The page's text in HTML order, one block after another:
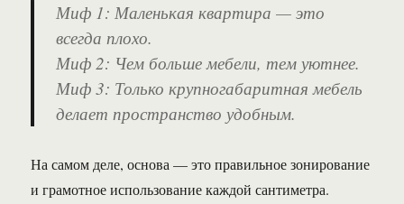
Миф 1: Маленькая квартира — это
всегда плохо.
Миф 2: Чем больше мебели, тем уютнее.
Миф 3: Только крупногабаритная мебель
делает пространство удобным.
На самом деле, основа — это правильное зонирование
и грамотное использование каждой сантиметра.